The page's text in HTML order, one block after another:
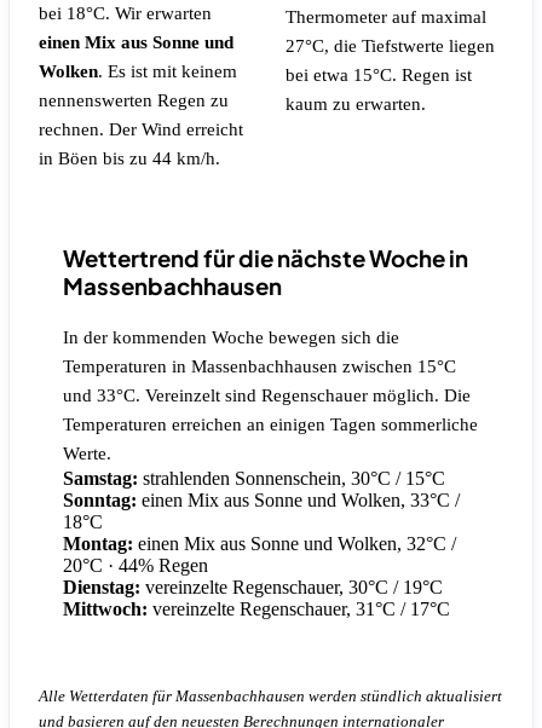
bei 18°C. Wir erwarten
einen Mix aus Sonne und
Wolken. Es ist mit keinem
nennenswerten Regen zu
rechnen. Der Wind erreicht
in Böen bis zu 44 km/h.
Thermometer auf maximal
27°C, die Tiefstwerte liegen
bei etwa 15°C. Regen ist
kaum zu erwarten.
Wettertrend für die nächste Woche in
Massenbachhausen
In der kommenden Woche bewegen sich die
Temperaturen in Massenbachhausen zwischen 15°C
und 33°C. Vereinzelt sind Regenschauer möglich. Die
Temperaturen erreichen an einigen Tagen sommerliche
Werte.
Samstag: strahlenden Sonnenschein, 30°C / 15°C
Sonntag: einen Mix aus Sonne und Wolken, 33°C /
18°C
Montag: einen Mix aus Sonne und Wolken, 32°C /
20°C · 44% Regen
Dienstag: vereinzelte Regenschauer, 30°C / 19°C
Mittwoch: vereinzelte Regenschauer, 31°C / 17°C
Alle Wetterdaten für Massenbachhausen werden stündlich aktualisiert
und basieren auf den neuesten Berechnungen internationaler